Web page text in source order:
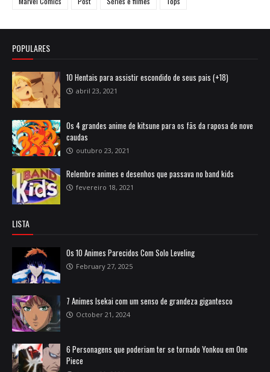
POPULARES
10 Hentais para assistir escondido de seus pais (+18)
abril 23, 2021
Os 4 grandes anime de kitsune para os fãs da raposa de nove
caudas
outubro 23, 2021
Relembre animes e desenhos que passava no band kids
fevereiro 18, 2021
LISTA
Os 10 Animes Parecidos Com Solo Leveling
February 27, 2025
7 Animes Isekai com um senso de grandeza gigantesco
October 21, 2024
6 Personagens que poderiam ter se tornado Yonkou em One
Piece